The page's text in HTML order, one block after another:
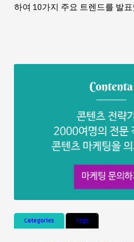
하여 10가지 주요 트렌드를 발
Categories Tags